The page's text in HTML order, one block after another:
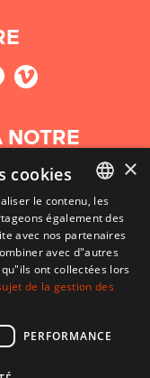
NOTRE
BASQUE
FRENCH
×
cookies
le contenu, les
également des
avec nos partenaires
avec d"autres
ont collectées lors
de la gestion des
PERFORMANCE